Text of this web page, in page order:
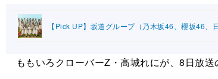
【Pick UP】坂道グループ（乃木坂46、櫻坂46、
ももいろクローバーZ・高城れにが、8日放送